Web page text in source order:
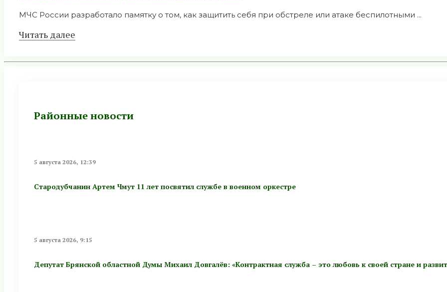
МЧС России разработало памятку о том, как защитить себя при обстреле или атаке беспилотными ...
Читать далее
Районные новости
5 августа 2026, 12:39
Стародубчанин Артем Чмут 11 лет посвятил службе в военном оркестре
5 августа 2026, 9:15
Депутат Брянской областной Думы Михаил Довгалёв: «Контрактная служба – это любовь к своей стране и